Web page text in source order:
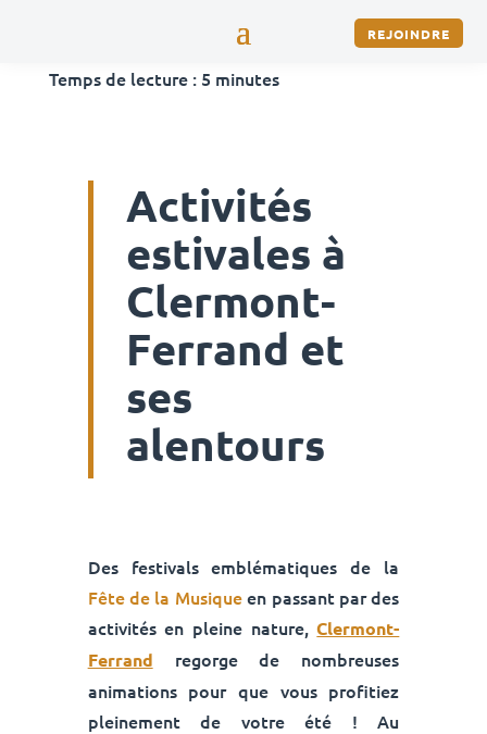
REJOINDRE
Temps de lecture : 5 minutes
Activités
estivales à
Clermont-
Ferrand et
ses
alentours
Des festivals emblématiques de la
Fête de la Musiqueen passant par des
activités en pleine nature,Clermont-
Ferrand regorge de nombreuses
animations pour que vous profitiez
pleinement de votre été ! Au